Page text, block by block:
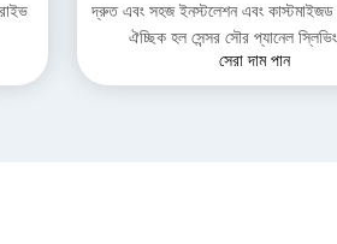
দ্রুত এবং সহজ ইনস্টলেশন এবং কাস্টমাইজড
ঐচ্ছিক হল সেন্সর সৌর প্যানেল
সেরা দাম পান